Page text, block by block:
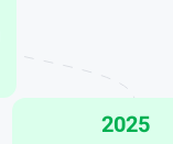
2025